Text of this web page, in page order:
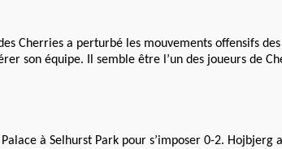
Cherries a perturbé les mouvements offensifs des
son équipe. Il semble être l’un des joueurs de
à Selhurst Park pour s’imposer 0-2. Hojbjerg